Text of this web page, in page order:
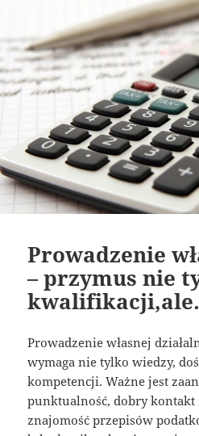
Prowadzenie
– przymus nie
Prowadzenie własnej
wymaga nie tylko wiedzy,
kompetencji. Ważne jest
punktualność, dobry kontakt
znajomość przepisów